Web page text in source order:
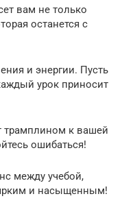
вам не только
останется с
и энергии. Пусть
урок приносит
трамплином к вашей
ошибаться!
между учебой,
и насыщенным!